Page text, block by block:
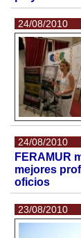
24/08/2010
24/08/2010
FERAMUR
mejores
oficios
23/08/2010